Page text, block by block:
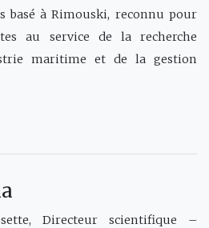
basé à Rimouski, reconnu pour
au service de la recherche
maritime et de la gestion
Directeur scientifique –